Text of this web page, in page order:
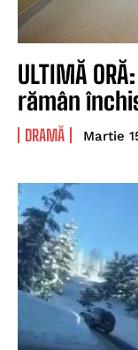
ULTIMĂ
rămân
DRAMĂ Martie